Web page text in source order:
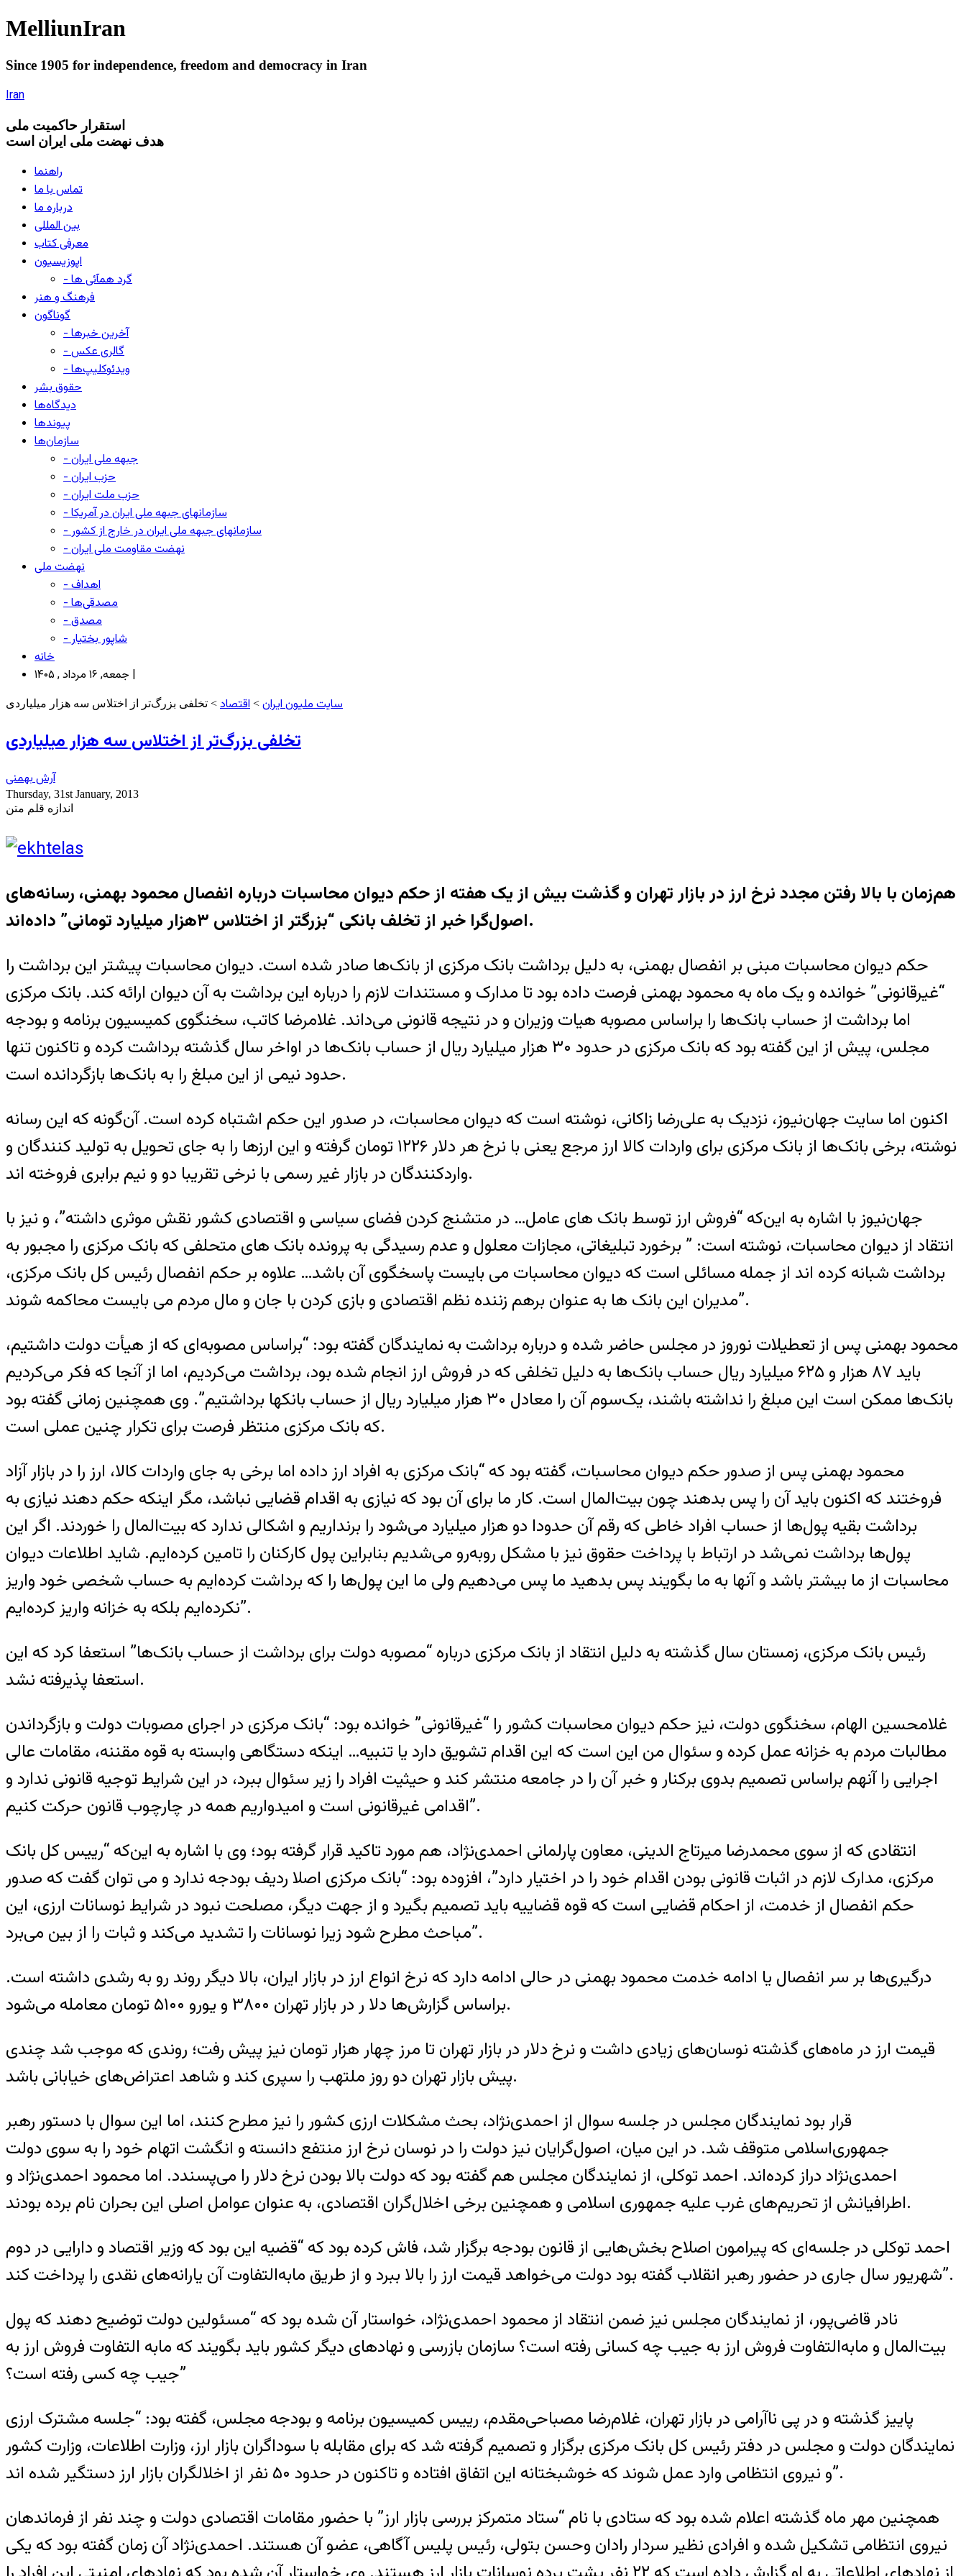
MelliunIran
Since 1905 for independence, freedom and democracy in Iran
Iran
استقرار حاکميت ملی
هدف نهضت ملی ایران است
راهنما
تماس با ما
درباره ما
بین المللی
معرفی کتاب
اپوزیسیون
- گرد همآئی ها
فرهنگ و هنر
گوناگون
- آخرین خبرها
- گالری عکس
- ویدئوکلیپ‌ها
حقوق بشر
دیدگاه‌ها
پیوندها
سازمان‌ها
- جبهه ملی ایران
- حزب ایران
- حزب ملت ایران
- سازمانهای جبهه ملی ایران در آمریکا
- سازمانهای جبهه ملی ایران در خارج از کشور
- نهضت مقاومت ملی ایران
نهضت ملی
- اهداف
- مصدقی‌ها
- مصدق
- شاپور بختیار
خانه
جمعه, ۱۶ مرداد , ۱۴۰۵ |
سایت ملیون ایران > اقتصاد > تخلفی بزرگ‌تر از اختلاس سه هزار میلیاردی
تخلفی بزرگ‌تر از اختلاس سه هزار میلیاردی
آرش بهمنی
Thursday, 31st January, 2013
اندازه قلم متن
هم‌زمان با بالا رفتن مجدد نرخ ارز در بازار تهران و گذشت بیش از یک هفته از حکم دیوان محاسبات درباره انفصال محمود بهمنی، رسانه‌های
اصول‌گرا خبر از تخلف بانکی “بزرگتر از اختلاس ۳هزار میلیارد تومانی” داده‌اند.
حکم دیوان محاسبات مبنی بر انفصال بهمنی، به دلیل برداشت بانک مرکزی از بانک‌ها صادر شده است. دیوان محاسبات پیشتر این برداشت را
“غیرقانونی” خوانده و یک ماه به محمود بهمنی فرصت داده بود تا مدارک و مستندات لازم را درباره این برداشت به آن دیوان ارائه کند. بانک مرکزی
اما برداشت از حساب بانک‌ها را براساس مصوبه هیات وزیران و در نتیجه قانونی می‌داند. غلامرضا کاتب، سخنگوی کمیسیون برنامه و بودجه
مجلس، پیش از این گفته بود که بانک مرکزی در حدود ۳۰ هزار میلیارد ریال از حساب بانک‌ها در اواخر سال گذشته برداشت کرده و تاکنون تنها
حدود نیمی از این مبلغ را به بانک‌ها بازگردانده است.
اکنون اما سایت جهان‌نیوز، نزدیک به علی‌رضا زاکانی، نوشته است که دیوان محاسبات، در صدور این حکم اشتباه کرده است. آن‌گونه که این رسانه
نوشته، برخی بانک‌ها از بانک مرکزی برای واردات کالا ارز مرجع یعنی با نرخ هر دلار ۱۲۲۶ تومان گرفته و این ارزها را به جای تحویل به تولید کنندگان و
واردکنندگان در بازار غیر رسمی با نرخی تقریبا دو و نیم برابری فروخته اند.
جهان‌نیوز با اشاره به این‌که “فروش ارز توسط بانک های عامل… در متشنج کردن فضای سیاسی و اقتصادی کشور نقش موثری داشته”، و نیز با
انتقاد از دیوان محاسبات، نوشته است: ” برخورد تبلیغاتی، مجازات معلول و عدم رسیدگی به پرونده بانک های متحلفی که بانک مرکزی را مجبور به
برداشت شبانه کرده اند از جمله مسائلی است که دیوان محاسبات می بایست پاسخگوی آن باشد… علاوه بر حکم انفصال رئیس کل بانک مرکزی،
مدیران این بانک ها به عنوان برهم زننده نظم اقتصادی و بازی کردن با جان و مال مردم می بایست محاکمه شوند”.
محمود بهمنی پس از تعطیلات نوروز در مجلس حاضر شده و درباره برداشت به نمایندگان گفته بود: “براساس مصوبه‌ای که از هیأت دولت داشتیم،
باید ۸۷ ‌هزار و ۶۲۵ میلیارد ریال حساب بانک‌ها به دلیل تخلفی که در فروش ارز انجام شده بود، برداشت می‌کردیم، اما از آنجا که فکر می‌کردیم
بانک‌ها ممکن است این مبلغ را نداشته باشند، یک‌سوم آن را معادل ۳۰ هزار میلیارد ریال از حساب بانکها برداشتیم”. وی همچنین زمانی گفته بود
که بانک مرکزی منتظر فرصت برای تکرار چنین عملی است.
محمود بهمنی پس از صدور حکم دیوان محاسبات، گفته بود که “بانک مرکزی به افراد ارز داده اما برخی به جای واردات کالا، ارز را در بازار آزاد
فروختند که اکنون باید آن را پس بدهند چون بیت‌المال است. کار ما برای آن بود که نیازی به اقدام قضایی نباشد، مگر اینکه حکم دهند نیازی به
برداشت بقیه پول‌ها از حساب افراد خاطی که رقم آن حدودا دو هزار میلیارد می‌شود را برنداریم و اشکالی ندارد که بیت‌المال را خوردند. اگر این
پول‌ها برداشت نمی‌شد در ارتباط با پرداخت حقوق نیز با مشکل روبه‌رو می‌شدیم بنابراین پول کارکنان را تامین کرده‌ایم. شاید اطلاعات دیوان
محاسبات از ما بیشتر باشد و آنها به ما بگویند پس بدهید ما پس می‌دهیم ولی ما این پول‌ها را که برداشت کرده‌ایم به حساب شخصی خود واریز
نکرده‌ایم بلکه به خزانه واریز کرده‌ایم”.
رئیس بانک مرکزی، زمستان سال گذشته به دلیل انتقاد از بانک مرکزی درباره “مصوبه دولت برای برداشت از حساب بانک‌ها” استعفا کرد که این
استعفا پذیرفته نشد.
غلامحسین الهام، سخنگوی دولت، نیز حکم دیوان محاسبات کشور را “غیرقانونی” خوانده بود: “بانک مرکزی در اجرای مصوبات دولت و بازگرداندن
مطالبات مردم به خزانه عمل کرده و سئوال من این است که این اقدام تشویق دارد یا تنبیه… اینکه دستگاهی وابسته به قوه مقننه، مقامات عالی
اجرایی را آنهم براساس تصمیم بدوی برکنار و خبر آن را در جامعه منتشر کند و حیثیت افراد را زیر سئوال ببرد، در این شرایط توجیه قانونی ندارد و
اقدامی غیرقانونی است و امیدواریم همه در چارچوب قانون حرکت کنیم”.
انتقادی که از سوی محمدرضا میرتاج الدینی، معاون پارلمانی احمدی‌نژاد، هم مورد تاکید قرار گرفته بود؛ وی با اشاره به این‌که “رییس کل بانک
مرکزی، مدارک لازم در اثبات قانونی بودن اقدام خود را در اختیار دارد”، افزوده بود: “بانک مرکزی اصلا ردیف بودجه ندارد و می توان گفت که صدور
حکم انفصال از خدمت، از احکام قضایی است که قوه قضاییه باید تصمیم بگیرد و از جهت دیگر، مصلحت نبود در شرایط نوسانات ارزی، این
مباحث مطرح شود زیرا نوسانات را تشدید می‌کند و ثبات را از بین می‌برد”.
درگیری‌ها بر سر انفصال یا ادامه خدمت محمود بهمنی در حالی ادامه دارد که نرخ انواع ارز در بازار ایران، بالا دیگر روند رو به رشدی داشته است.
براساس گزارش‌ها دلا ر در بازار تهران ۳۸۰۰ و یورو ۵۱۰۰ تومان معامله می‌شود.
قیمت ارز در ماه‌های گذشته نوسان‌های زیادی داشت و نرخ دلار در بازار تهران تا مرز چهار هزار تومان نیز پیش رفت؛ روندی که موجب شد چندی
پیش بازار تهران دو روز ملتهب را سپری کند و شاهد اعتراض‌های خیابانی باشد.
قرار بود نمایندگان مجلس در جلسه سوال از احمدی‌نژاد، بحث مشکلات ارزی کشور را نیز مطرح کنند، اما این سوال با دستور رهبر
جمهوری‌اسلامی متوقف شد. در این میان، اصول‌گرایان نیز دولت را در نوسان نرخ ارز منتفع دانسته و انگشت اتهام خود را به سوی دولت
احمدی‌نژاد دراز کرده‌اند. احمد توکلی، از نمایندگان مجلس هم گفته بود که دولت بالا بودن نرخ دلار را می‌پسندد. اما محمود احمدی‌نژاد و
اطرافیانش از تحریم‌های غرب علیه جمهوری اسلامی و همچنین برخی اخلال‌گران اقتصادی، به عنوان عوامل اصلی این بحران نام برده بودند.
احمد توکلی در جلسه‌ای که پیرامون اصلاح بخش‌هایی از قانون بودجه برگزار ‌شد، فاش کرده بود که “قضیه این بود که وزیر اقتصاد و دارایی در دوم
شهریور سال جاری در حضور رهبر انقلاب گفته بود دولت می‌خواهد قیمت ارز را بالا ببرد و از طریق مابه‌التفاوت آن یارانه‌های نقدی را پرداخت کند”.
نادر قاضی‌پور، از نمایندگان مجلس نیز ضمن انتقاد از محمود احمدی‌نژاد، خواستار آن شده بود که “مسئولین دولت توضیح دهند که پول
بیت‌المال و مابه‌التفاوت فروش ارز به جیب چه کسانی رفته است؟ سازمان بازرسی و نهادهای دیگر کشور باید بگویند که مابه التفاوت فروش ارز به
جیب چه کسی رفته است؟”
پاییز گذشته و در پی ناآرامی در بازار تهران، غلام‌رضا مصباحی‌مقدم، رییس کمیسیون برنامه و بودجه مجلس، گفته بود: “جلسه مشترک ارزی
نمایندگان دولت و مجلس در دفتر رئیس کل بانک مرکزی برگزار و تصمیم گرفته شد که برای مقابله با سوداگران بازار ارز، وزارت اطلاعات، وزارت کشور
و نیروی انتظامی وارد عمل شوند که خوشبختانه این اتفاق افتاده و تاکنون در حدود ۵۰ نفر از اخلالگران بازار ارز دستگیر شده اند”.
همچنین مهر ماه گذشته اعلام شده بود که ستادی با نام “ستاد متمرکز بررسی بازار ارز” با حضور مقامات اقتصادی دولت و چند نفر از فرماندهان
نیروی انتظامی تشکیل شده و افرادی نظیر سردار رادان وحسن بتولی، رئیس پلیس آگاهی، عضو آن هستند. احمدی‌نژاد آن زمان گفته بود که یکی